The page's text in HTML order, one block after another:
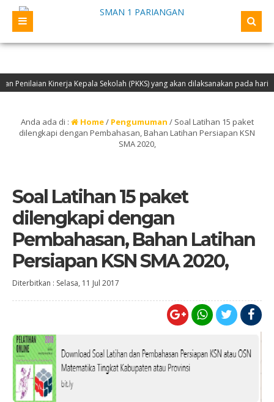
Kinerja Kepala Sekolah (PKKS) yang akan dilaksanakan pada hari
Siswa Berprestasi ke SMA AL-AZHAR Medan
Anda ada di : Home/ Pengumuman / Soal Latihan 15 paket
dilengkapi dengan Pembahasan, Bahan Latihan Persiapan KSN
SMA 2020,
Soal Latihan 15 paket
dilengkapi dengan
Pembahasan, Bahan Latihan
Persiapan KSN SMA 2020,
Diterbitkan : Selasa, 11 Jul 2017